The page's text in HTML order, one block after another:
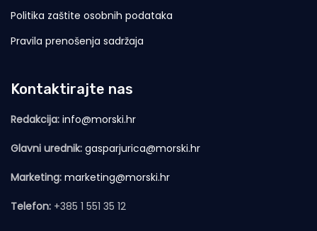
Politika zaštite osobnih podataka
Pravila prenošenja sadržaja
Kontaktirajte nas
Redakcija: info@morski.hr
Glavni urednik: gasparjurica@morski.hr
Marketing: marketing@morski.hr
Telefon: +385 1 551 35 12